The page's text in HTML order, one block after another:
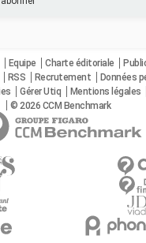
Equipe Charte éditoriale
RSS Recrutement
Données
Gérer Utiq Mentions légales
© 2026 CCM Benchmark